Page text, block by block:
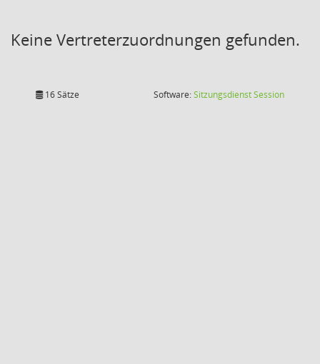
Keine Vertreterzuordnungen gefunden.
16 Sätze Software:SitzungsdienstSession(Wird in